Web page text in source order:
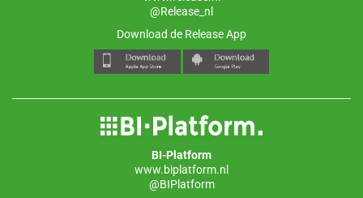
@Release_nl
Download de Release App
BI-Platform
www.biplatform.nl
@BIPlatform